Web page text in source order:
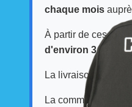
chaque mois
À partir de ces
d'environ 3
La livraison est
La commande est à